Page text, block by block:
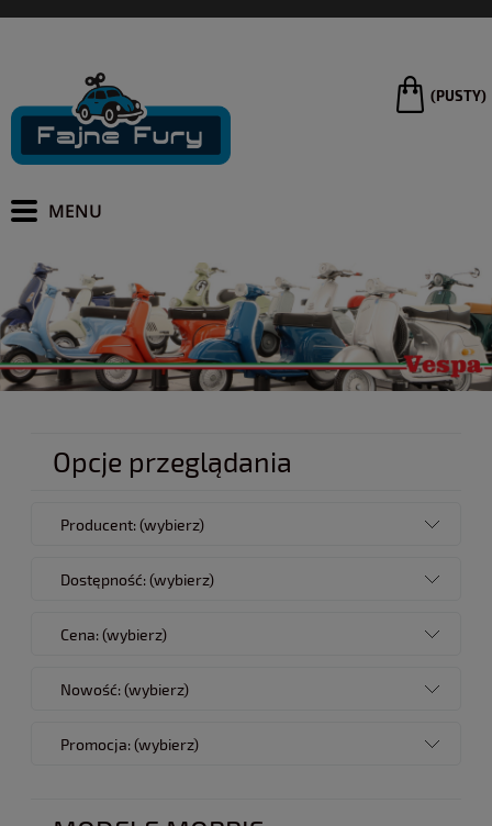
(PUSTY)
Opcje przeglądania
Producent: (wybierz)
Dostępność: (wybierz)
Cena: (wybierz)
Nowość: (wybierz)
Promocja: (wybierz)